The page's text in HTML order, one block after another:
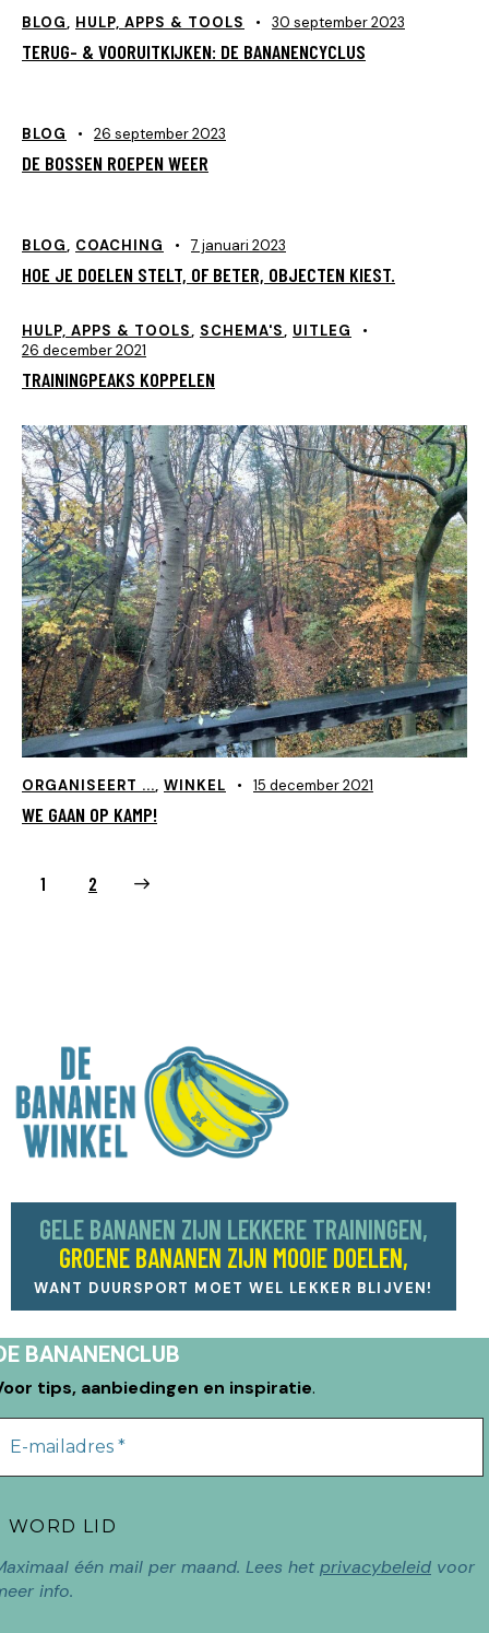
BLOG, HULP, APPS & TOOLS 30 september 2023
TERUG- & VOORUITKIJKEN: DE BANANENCYCLUS
BLOG 26 september 2023
DE BOSSEN ROEPEN WEER
BLOG, COACHING 7 januari 2023
HOE JE DOELEN STELT, OF BETER, OBJECTEN KIEST.
HULP, APPS & TOOLS, SCHEMA'S, UITLEG
26 december 2021
TRAININGPEAKS KOPPELEN
ORGANISEERT ..., WINKEL 15 december 2021
WE GAAN OP KAMP!
1 2
GELE BANANEN ZIJN LEKKERE TRAININGEN,
GROENE BANANEN ZIJN MOOIE DOELEN,
WANT DUURSPORT MOET WEL LEKKER BLIJVEN!
BANANENCLUB
tips, aanbiedingen en inspiratie.
één mail per maand. Lees het privacybeleid voor
info.